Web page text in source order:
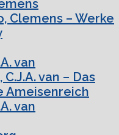
Clemens – Werke
van
van – Das
Ameisenreich
van